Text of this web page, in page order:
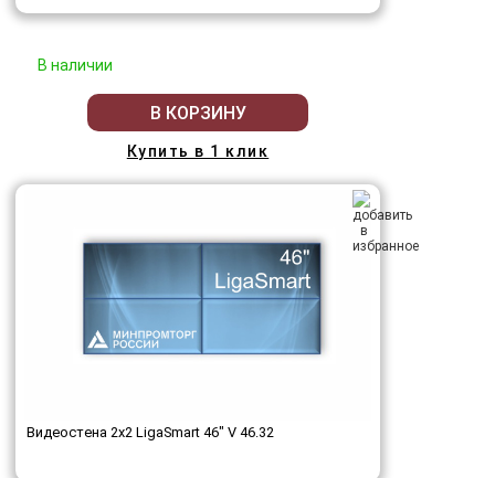
В наличии
В КОРЗИНУ
Купить в 1 клик
Видеостена 2x2 LigaSmart 46" V 46.32